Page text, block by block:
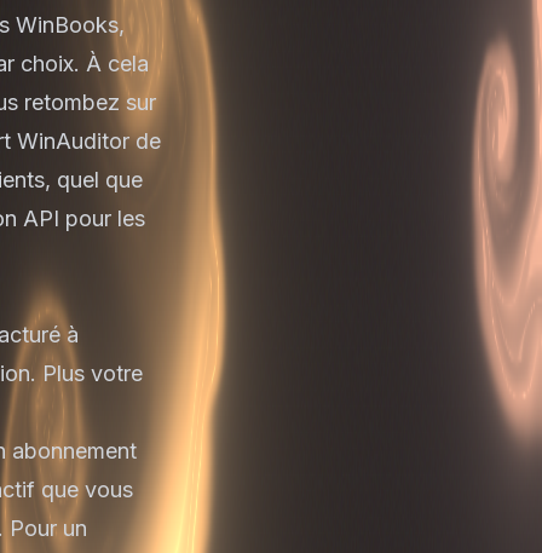
WinBooks,
choix. À cela
retombez sur
WinAuditor de
quel que
API pour les
à
Plus votre
abonnement
que vous
Pour un